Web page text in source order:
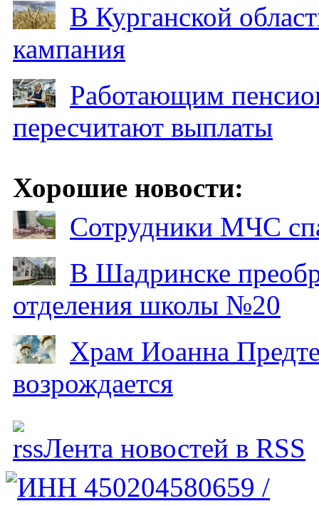
В Курганской
кампания
Работающим
пересчитают выплаты
Хорошие новости:
Сотрудники МЧС
В Шадринске
отделения школы №20
Храм Иоанна
возрождается
Лента новостей в RSS